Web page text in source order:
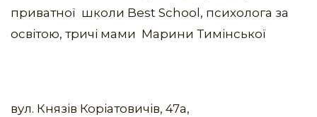
приватної школи Best School, психолога за
освітою, тричі мами Марини Тимінської
вул. Князів Коріатовичів, 47а,